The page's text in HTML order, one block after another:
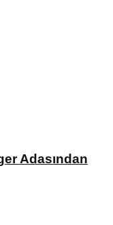
Adasından